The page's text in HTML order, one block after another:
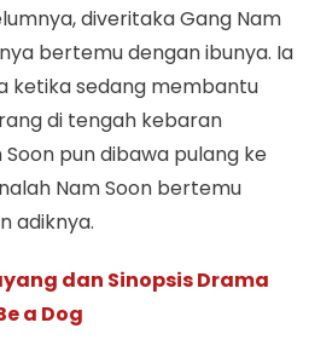
diveritaka Gang Nam
bertemu dengan ibunya. Ia
ketika sedang membantu
di tengah kebaran
pun dibawa pulang ke
Nam Soon bertemu
adiknya.
dan Sinopsis Drama
a Dog